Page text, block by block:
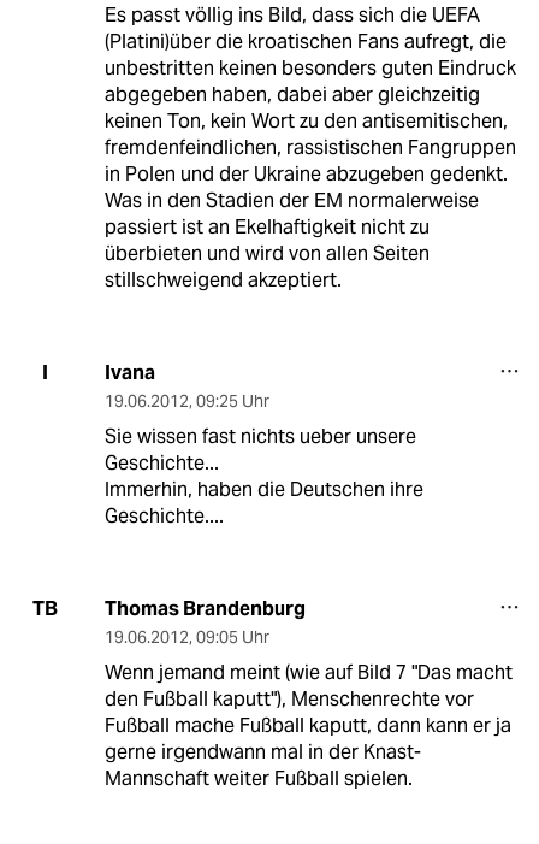
Es passt völlig ins Bild, dass sich die UEFA
(Platini)über die kroatischen Fans aufregt, die
unbestritten keinen besonders guten Eindruck
abgegeben haben, dabei aber gleichzeitig
keinen Ton, kein Wort zu den antisemitischen,
fremdenfeindlichen, rassistischen Fangruppen
in Polen und der Ukraine abzugeben gedenkt.
Was in den Stadien der EM normalerweise
passiert ist an Ekelhaftigkeit nicht zu
überbieten und wird von allen Seiten
stillschweigend akzeptiert.
I Ivana
19.06.2012, 09:25 Uhr
Sie wissen fast nichts ueber unsere
Geschichte...
Immerhin, haben die Deutschen ihre
Geschichte....
TB Thomas Brandenburg
19.06.2012, 09:05 Uhr
Wenn jemand meint (wie auf Bild 7 "Das macht
den Fußball kaputt"), Menschenrechte vor
Fußball mache Fußball kaputt, dann kann er ja
gerne irgendwann mal in der Knast-
Mannschaft weiter Fußball spielen.